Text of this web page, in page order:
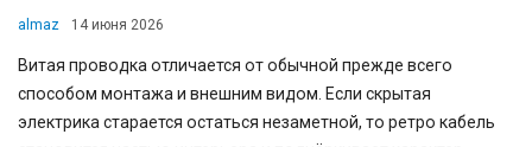
almaz 14 июня 2026
Витая проводка отличается от обычной прежде всего
способом монтажа и внешним видом. Если скрытая
электрика старается остаться незаметной, то ретро кабель